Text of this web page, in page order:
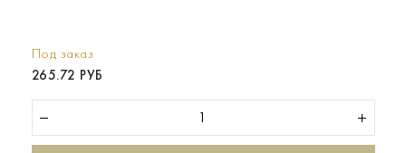
Под заказ
265.72 РУБ